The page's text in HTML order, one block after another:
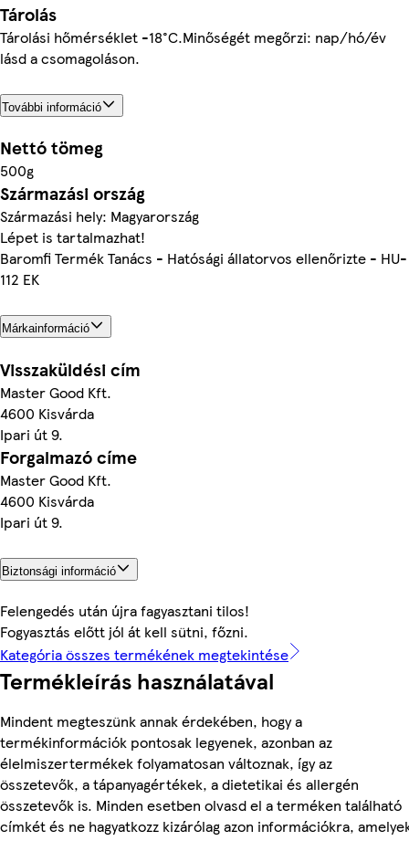
Tárolás
Tárolási hőmérséklet -18°C.Minőségét megőrzi: nap/hó/év
lásd a csomagoláson.
További információ
Nettó tömeg
500g
Származási ország
Származási hely: Magyarország
Lépet is tartalmazhat!
Baromfi Termék Tanács - Hatósági állatorvos ellenőrizte - HU-
112 EK
Márkainformáció
Visszaküldési cím
Master Good Kft.
4600 Kisvárda
Ipari út 9.
Forgalmazó címe
Master Good Kft.
4600 Kisvárda
Ipari út 9.
Biztonsági információ
Felengedés után újra fagyasztani tilos!
Fogyasztás előtt jól át kell sütni, főzni.
Kategória összes termékének megtekintése
Termékleírás használatával
Mindent megteszünk annak érdekében, hogy a
termékinformációk pontosak legyenek, azonban az
élelmiszertermékek folyamatosan változnak, így az
összetevők, a tápanyagértékek, a dietetikai és allergén
összetevők is. Minden esetben olvasd el a terméken található
címkét és ne hagyatkozz kizárólag azon információkra,